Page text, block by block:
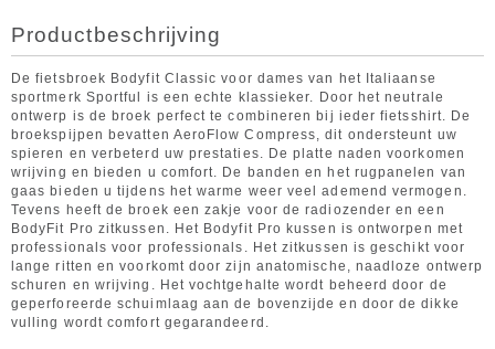
Productbeschrijving
De fietsbroek Bodyfit Classic voor dames van het Italiaanse
sportmerk Sportful is een echte klassieker. Door het neutrale
ontwerp is de broek perfect te combineren bij ieder fietsshirt. De
broekspijpen bevatten AeroFlow Compress, dit ondersteunt uw
spieren en verbeterd uw prestaties. De platte naden voorkomen
wrijving en bieden u comfort. De banden en het rugpanelen van
gaas bieden u tijdens het warme weer veel ademend vermogen.
Tevens heeft de broek een zakje voor de radiozender en een
BodyFit Pro zitkussen. Het Bodyfit Pro kussen is ontworpen met
professionals voor professionals. Het zitkussen is geschikt voor
lange ritten en voorkomt door zijn anatomische, naadloze ontwerp
schuren en wrijving. Het vochtgehalte wordt beheerd door de
geperforeerde schuimlaag aan de bovenzijde en door de dikke
vulling wordt comfort gegarandeerd.